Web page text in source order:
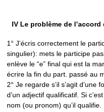
IV Le problème de
1° J’écris correctement le
singulier): mets le participe
enlève le “e” final qui est la
écrire la fin du part. passé au
2° Je regarde s’il s’agit
d’un adjectif qualificatif. Si
nom (ou pronom) qu’il qualifie.